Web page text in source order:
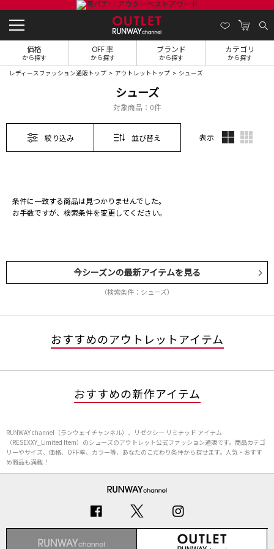
価格
から探す
OFF 率
から探す
ブランド
から探す
カテゴリ
から探す
レディースファッション通販トップ アウトレットトップ シューズ
シューズ
対象商品： 0件
絞り込み 並び替え 表示
条件に一致する商品は見つかりませんでした。
お手数ですが、検索条件を変更してください。
今シーズンの最新アイテムを見る
（検索条件：シューズ）
おすすめのアウトレットアイテム
おすすめの新作アイテム
RUNWAY channel（ランウェイチャンネル）、リゼクシー リミテッド アイテム
（RESEXXY_Limited Item）のシューズのアウトレット公式ファッション通販です。商品カテゴ
リーやサイズ、価格、OFF率、カラー等、あなたのこだわり条件から探せます。人気・おすす
め商品も満載！